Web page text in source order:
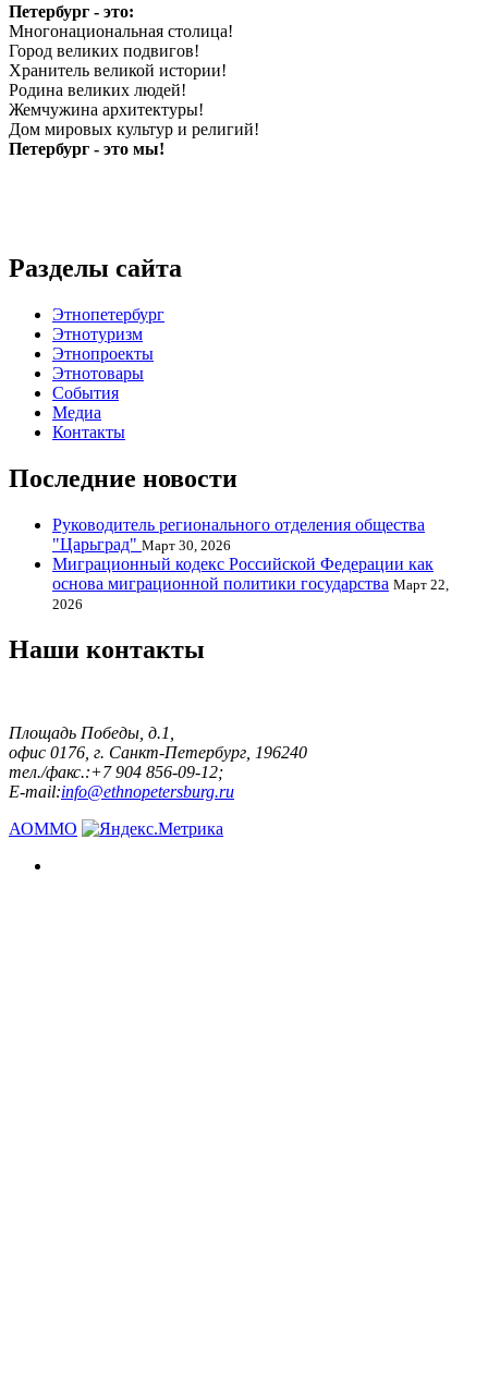
Петербург - это:
Многонациональная столица!
Город великих подвигов!
Хранитель великой истории!
Родина великих людей!
Жемчужина архитектуры!
Дом мировых культур и религий!
Петербург - это мы!
Разделы сайта
Этнопетербург
Этнотуризм
Этнопроекты
Этнотовары
События
Медиа
Контакты
Последние новости
Руководитель регионального отделения общества
"Царьград" Март 30, 2026
Миграционный кодекс Российской Федерации как
основа миграционной политики государства Март 22,
2026
Наши контакты
Площадь Победы, д.1,
офис 0176, г. Санкт-Петербург, 196240
тел./факс.:+7 904 856-09-12;
E-mail:info@ethnopetersburg.ru
АОММО